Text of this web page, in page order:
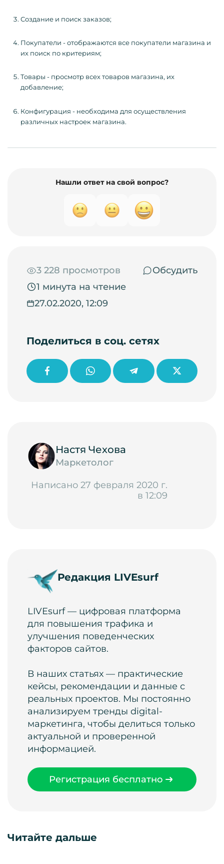
Создание и поиск заказов;
Покупатели - отображаются все покупатели магазина и
их поиск по критериям;
Товары - просмотр всех товаров магазина, их
добавление;
Конфигурация - необходима для осуществления
различных настроек магазина.
Нашли ответ на свой вопрос?
3 228 просмотров
Обсудить
1 минута на чтение
27.02.2020, 12:09
Поделиться в соц. сетях
Настя Чехова
Маркетолог
Написано 27 февраля 2020 г.
в 12:09
Редакция LIVEsurf
LIVEsurf — цифровая платформа
для повышения трафика и
улучшения поведенческих
факторов сайтов.
В наших статьях — практические
кейсы, рекомендации и данные с
реальных проектов. Мы постоянно
анализируем тренды digital-
маркетинга, чтобы делиться только
актуальной и проверенной
информацией.
Регистрация бесплатно
Читайте дальше